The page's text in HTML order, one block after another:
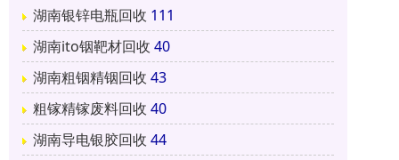
湖南银锌电瓶回收 111
湖南ito铟靶材回收 40
湖南粗铟精铟回收 43
粗镓精镓废料回收 40
湖南导电银胶回收 44